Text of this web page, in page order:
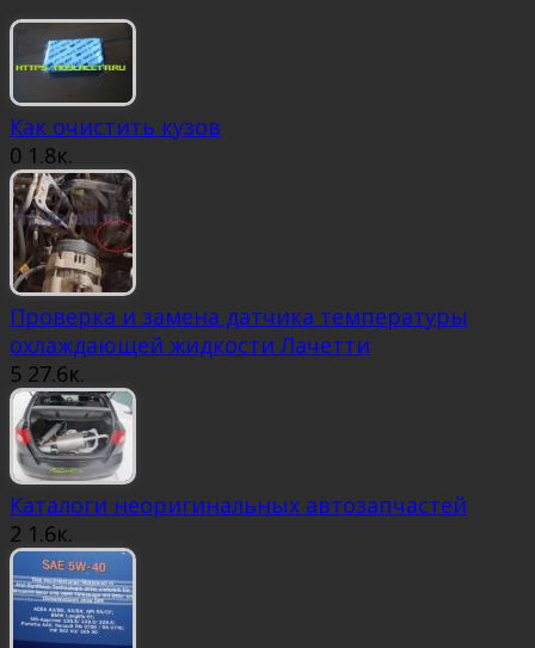
Как очистить кузов
0 1.8к.
Проверка и замена датчика температуры
охлаждающей жидкости Лачетти
5 27.6к.
Каталоги неоригинальных автозапчастей
2 1.6к.